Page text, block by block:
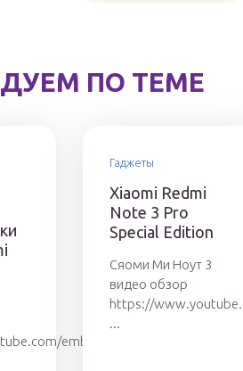
ПО ТЕМЕ
embed/nuhC_4gWzns
Гаджеты
Xiaomi Redmi
Note 3 Pro
Special Edition
Сяоми Ми Ноут 3
видео обзор
https://
...